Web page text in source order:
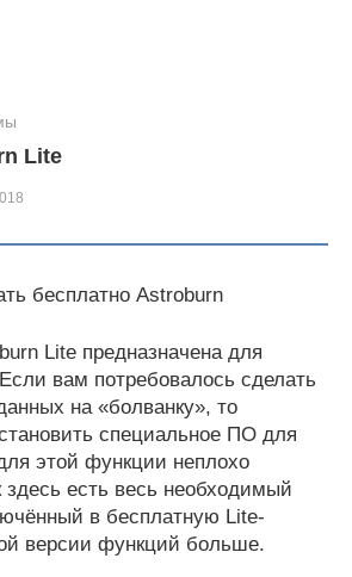
Lite
Lite предназначена для
вам потребовалось сделать
на «болванку», то
специальное ПО для
этой функции неплохо
здесь есть весь необходимый
в бесплатную Lite-
версии функций больше.